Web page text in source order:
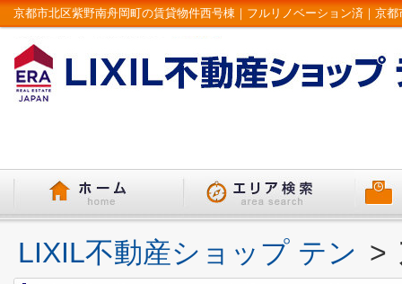
LIXIL不動産ショップ テン >